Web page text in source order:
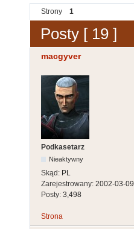
Strony 1
Posty [ 19 ]
macgyver
Podkasetarz
Nieaktywny
Skąd: PL
Zarejestrowany: 2002-03-09
Posty: 3,498
Strona